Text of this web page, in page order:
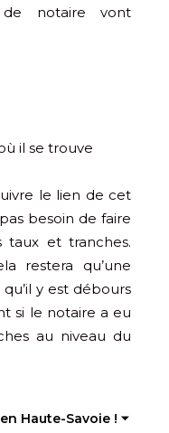
notaire vont
il se trouve
le lien de cet
besoin de faire
taux et tranches.
restera qu’une
y est débours
si le notaire a eu
au niveau du
Haute-Savoie ! ⏷